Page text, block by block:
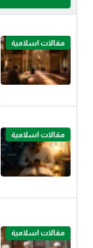
مقالات اسلامية
مقالات اسلامية
مقالات اسلامية